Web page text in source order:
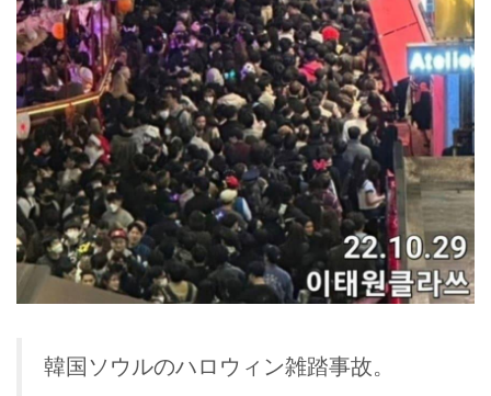
韓国ソウルのハロウィン雑踏事故。